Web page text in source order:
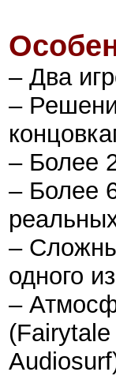
– Два
–
– Более
– Более
–
одного
–